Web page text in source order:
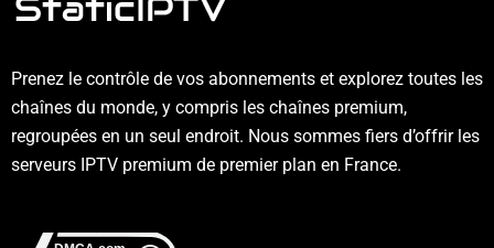
Prenez le contrôle de vos abonnements et explorez toutes les
chaînes du monde, y compris les chaînes premium,
regroupées en un seul endroit. Nous sommes fiers d’offrir les
serveurs IPTV premium de premier plan en France.